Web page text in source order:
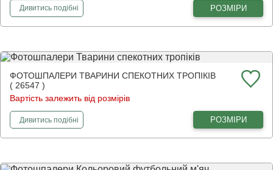
Дивитисьфотошпалери
подібні РОЗМІРИ
ФОТОШПАЛЕРИ ТВАРИНИ СПЕКОТНИХ ТРОПІКІВ
( 26547 )
Вартість залежить від розмірів
Дивитисьфотошпалери
подібні РОЗМІРИ